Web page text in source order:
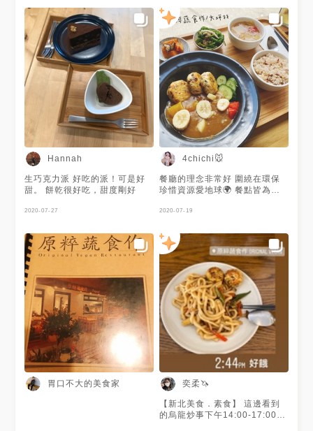
以前家裡住附近比較常去 最近
去發現他又遷址了 從最一開始
的民權路 搬到寶安街巷口 現在
又搬到寶安街中段那邊(就是之
前zoo cafe的那個位置) . 每一
道都好吃又健康 我最喜歡 #飛
龍頭 跟 #拉麵 但可惜這天來飛
龍頭已售完😭 另外甜點也很推
👍🏻 下次再來吃～ . 📍原粹蔬食
作 新北市新店區北新路三段206
巷1弄7號 #原粹 #原粹蔬食作 #
台北素食 #素食 #蔬食 #蔬食料
理 #新店美食 #新店 #大坪林 #
大坪林美食 #大坪林捷運站 #大
坪林站 #台北美食 #新北美食
Hannah
生巧克力派 好吃的派！可是好
甜。 餅乾很好吃，甜度剛好
2020-07-27
4chichi🐭
餐廳的理念非常好 圍繞在環保
珍惜資源愛地球🌍 餐點皆為素
好經過沒有預約 只好坐戶外席
久😅 整體環境舒適 夏天建議預
約坐室內 不然等到後面會有點
難耐～ 低消$199，不收服務費
#新北市#大坪林#素食#蔬食#下
午茶#午餐
2020-07-19
胃口不大的美食家 奕柔🦄
【新北美食．素食】 這邊看到
的烏龍炒事下午14:00-17:00才